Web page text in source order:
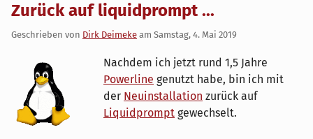
Zurück auf liquidprompt ...
Geschrieben von Dirk Deimeke am Samstag, 4. Mai 2019
Nachdem ich jetzt rund 1,5 Jahre
Powerline genutzt habe, bin ich mit
der Neuinstallation zurück auf
Liquidprompt gewechselt.